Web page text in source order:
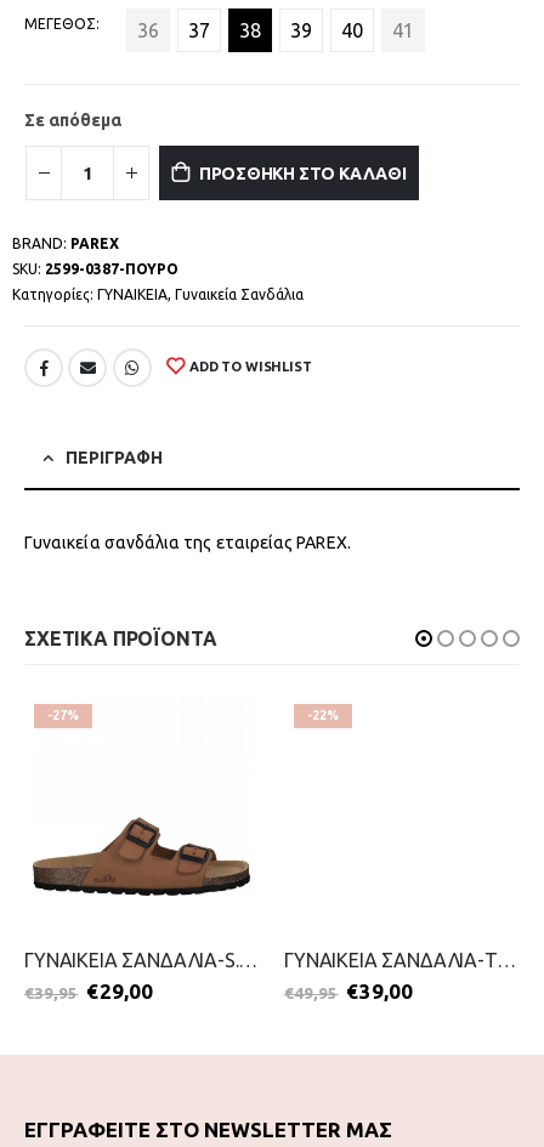
ΜΕΓΕΘΟΣ 36 37 38 39 40 41
Σε απόθεμα
ΠΡΟΣΘΗΚΗ ΣΤΟ ΚΑΛΑΘΙ
BRAND: PAREX
SKU: 2599-0387-ΠΟΥΡΟ
Κατηγορίες: ΓΥΝΑΙΚΕΙΑ, Γυναικεία Σανδάλια
ADD TO WISHLIST
ΠΕΡΙΓΡΑΦΗ
Γυναικεία σανδάλια της εταιρείας PAREX.
ΣΧΕΤΙΚΑ ΠΡΟΪΟΝΤΑ
-27%
ΓΥΝΑΙΚΕΙΑ ΣΑΝΔΑΛΙΑ-S.OLIVER-2199-0051-ΤΑΜΠΑ
€39,95 €29,00
-22%
ΓΥΝΑΙΚΕΙΑ ΣΑΝΔΑΛΙΑ-TAMARIS-2199-0087-ΜΠΛΕ
€49,95 €39,00
ΕΓΓΡΑΦΕΙΤΕ ΣΤΟ NEWSLETTER ΜΑΣ